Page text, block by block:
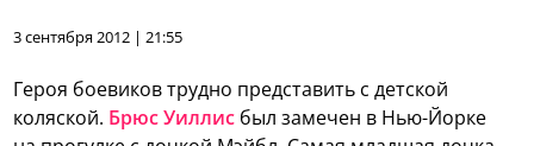
3 сентября 2012 | 21:55
Героя боевиков трудно представить с детской
коляской. Брюс Уиллис был замечен в Нью-Йорке